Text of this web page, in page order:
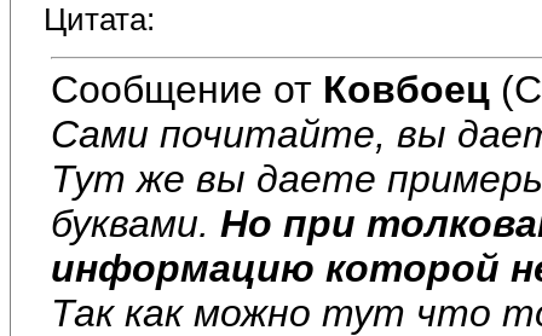
Цитата:
Сообщение от Ковбоец
Сами почитайте, вы
Тут же вы даете
буквами. Но при
информацию которой
Так как можно тут что